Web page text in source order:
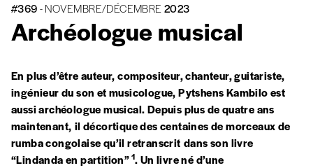
#369- NOVEMBRE/DÉCEMBRE2023
Archéologue musical
En plus d’être auteur, compositeur, chanteur, guitariste,
ingénieur du son et musicologue, Pytshens Kambilo est
aussi archéologue musical. Depuis plus de quatre ans
maintenant, il décortique des centaines de morceaux de
rumba congolaise qu’il retranscrit dans son livre
“Lindanda en partition”1. Un livre né d’une